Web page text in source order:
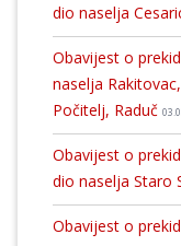
dio naselja
Obavijest o
naselja
Počitelj, Raduč
Obavijest o
dio naselja Staro
Obavijest o